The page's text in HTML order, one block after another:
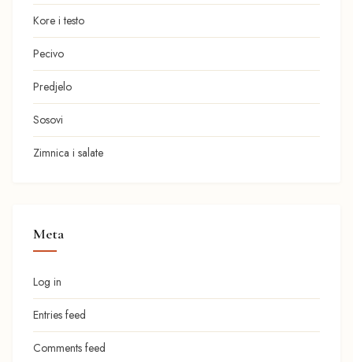
Kore i testo
Pecivo
Predjelo
Sosovi
Zimnica i salate
Meta
Log in
Entries feed
Comments feed